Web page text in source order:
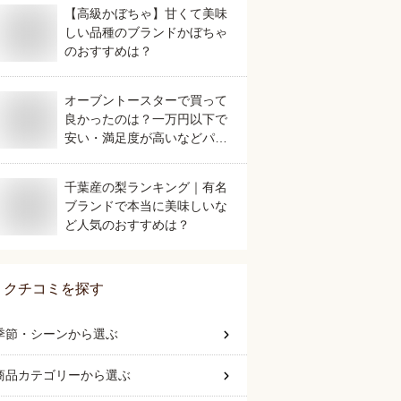
【高級かぼちゃ】甘くて美味
しい品種のブランドかぼちゃ
のおすすめは？
オーブントースターで買って
良かったのは？一万円以下で
安い・満足度が高いなどパン
千葉産の梨ランキング｜有名
ブランドで本当に美味しいな
ど人気のおすすめは？
クチコミを探す
節・シーンから選ぶ
品カテゴリーから選ぶ